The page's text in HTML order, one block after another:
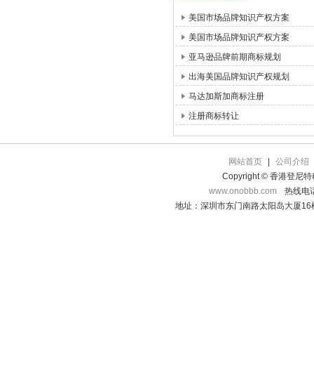
美国市场品牌知识产权方案
美国市场品牌知识产权方案
亚马逊品牌前期商标规划
出海美国品牌知识产权规划
马达加斯加商标注册
注册商标转让
网站首页
公司介绍
Copyright © 香港登尼特
www.onobbb.com
热线电
地址：深圳市东门南路太阳岛大厦